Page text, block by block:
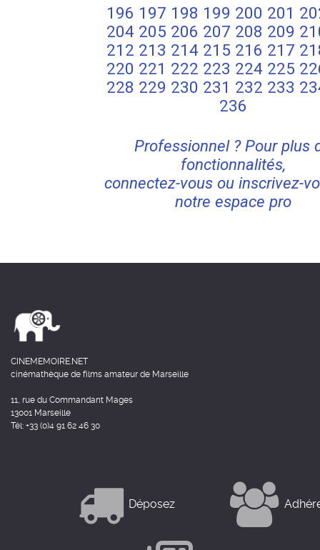
196 197 198 199 200 201
204 205 206 207 208 209
212 213 214 215 216 217
220 221 222 223 224 225
228 229 230 231 232 233
236
Professionnel ? Pour plus
fonctionnalités,
connectez-vous ou inscrivez-
notre espace pro
CINEMEMOIRE.NET
cinémathèque de films amateur de Marseille
11, rue du Commandant Mages
13001 Marseille
Tél: +33 (0)4 91 62 46 30
Déposez